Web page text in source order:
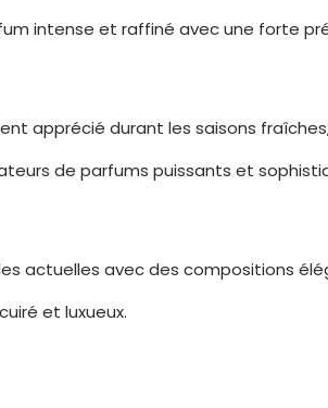
intense et raffiné avec une forte
apprécié durant les saisons
de parfums puissants et
actuelles avec des compositions
et luxueux.